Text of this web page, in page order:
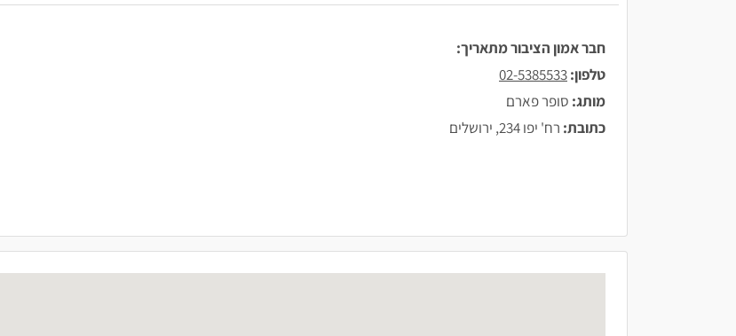
חבר אמון הציבור מתאריך:
טלפון:02-5385533
מותג: סופר פארם
כתובת: רח' יפו 234, ירושלים